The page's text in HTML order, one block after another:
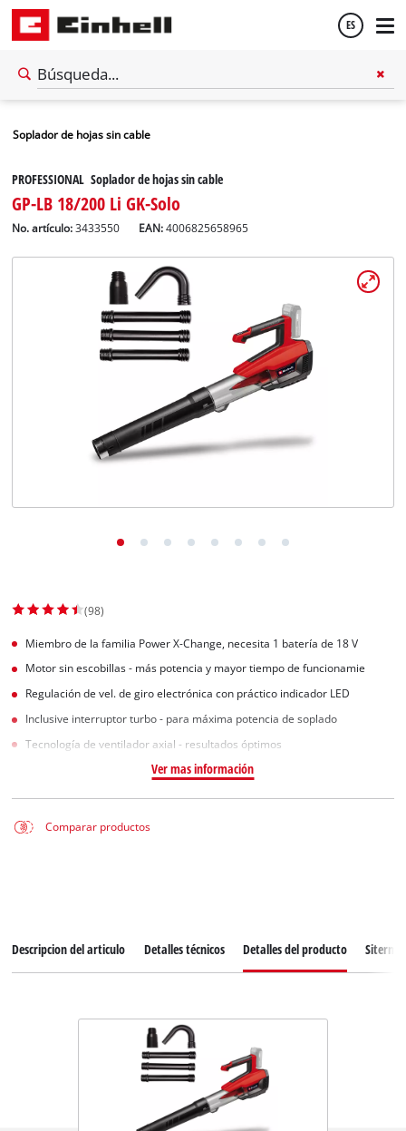
ES
Soplador de hojas sin cable
PROFESSIONAL Soplador de hojas sin cable
GP-LB 18/200 Li GK-Solo
No. artículo: 3433550 EAN:4006825658965
(98)
Miembro de la familia Power X-Change, necesita 1 batería de 18 V
Motor sin escobillas - más potencia y mayor tiempo de funcionamie
Regulación de vel. de giro electrónica con práctico indicador LED
Inclusive interruptor turbo - para máxima potencia de soplado
Tecnología de ventilador axial - resultados óptimos
Ver mas información
Comparar productos
Descripcion del articulo Detalles técnicos Detalles del producto